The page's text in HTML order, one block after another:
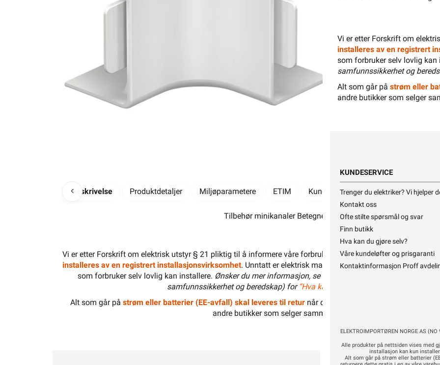
+
Beskrivelse Produktdetaljer Miljøparametere ETIM Kundeomtale Spørsmål og svar
Tilbehør minikanaler Betegnelse:Innvendig Hjørne
Vi er etter Forskrift om elektrisk utstyr § 21 pliktig til å informere våre forbrukere at installasjonsmateriell
installeres av en registrert installasjonsvirksomhet. Unntatt er elektrisk materiell som utelukkende er ment
som forbruker selv lovlig kan installere. Ønsker du mer informasjon, se
, hvor
samfunnssikkerhet og beredskap) for “Hva kan privatpersoner gjøre selv på
Alt som går på strøm eller batterier (EE-avfall) skal leveres til returnår det ikke kan brukes lenger. Du kan
andre butikker som selger samme type varer.
Vi er etter Forskrift om
installeres av en registrert
som forbruker selv lovlig kan
samfunnssikkerhet og
Alt som går på strøm eller
andre butikker som selger
KUNDESERVICE
Trenger du elektriker? Vi hjelper
Kontakt oss
Ofte stilte spørsmål og svar
Finn butikk
Hva kan du gjøre selv?
Våre kundeløfter og prisgaranti
Kontaktinformasjon Proff
ELEKTROIMPORTØREN NORGE AS
Alle produkter på nettsiden vises med
installasjon kan kun
Alt som går på strøm eller batterier